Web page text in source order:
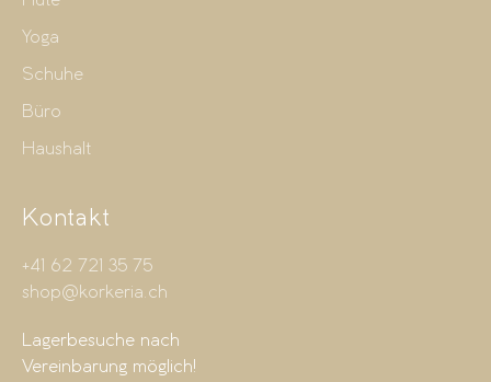
Yoga
Schuhe
Büro
Haushalt
Kontakt
+41 62 721 35 75
shop@korkeria.ch
Lagerbesuche nach
Vereinbarung möglich!